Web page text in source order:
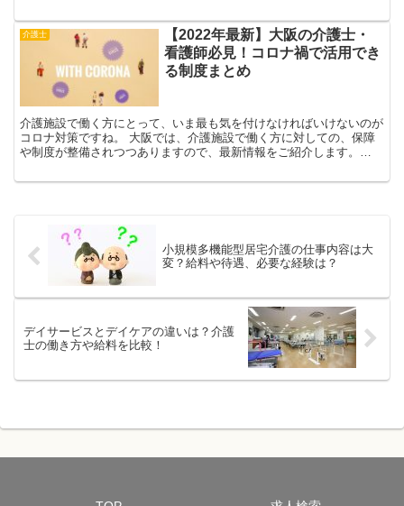
介護士
【2022年最新】大阪の介護士・
看護師必見！コロナ禍で活用でき
る制度まとめ
介護施設で働く方にとって、いま最も気を付けなければいけないのが
コロナ対策ですね。 大阪では、介護施設で働く方に対しての、保障
や制度が整備されつつありますので、最新情報をご紹介します。
小規模多機能型居宅介護の仕事内容は大
変？給料や待遇、必要な経験は？
デイサービスとデイケアの違いは？介護
士の働き方や給料を比較！